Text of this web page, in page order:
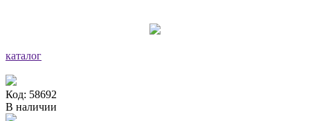
каталог
Код: 58692
В наличии